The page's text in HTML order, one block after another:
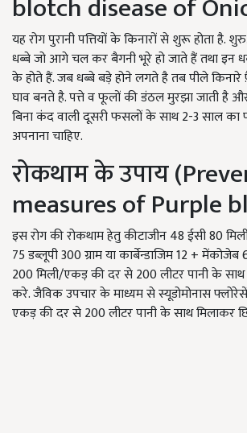
blotch disease of
यह रोग पुरानी पत्तियों के किनारों से शुरू होता है.
धब्बे जो आगे चल कर बैगनी भूरे हो जाते हैं तथा इन
के होते हैं. जब धब्बे बड़े होने लगते है तब पीले
घाव बनते है. पत्ते व फूलों की डंठल मुरझा जाती है
बिना कंद वाली दूसरी फसलों के साथ 2-3 साल
अपनाना चाहिए.
रोकथाम के उपाय
measures of Purple
इस रोग की रोकथाम हेतु कीटाजीन 48 ईसी 80
75 डब्लूपी 300 ग्राम या कार्बेन्डाजिम 12 + मेंकोजेब
200 मिली/एकड़ की दर से 200 लीटर पानी के
करे. जैविक उपचार के माध्यम से स्यूडोमोनास
एकड़ की दर से 200 लीटर पानी के साथ मिलाकर